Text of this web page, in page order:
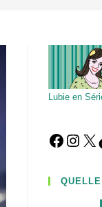
Lubie en
Facebook
X